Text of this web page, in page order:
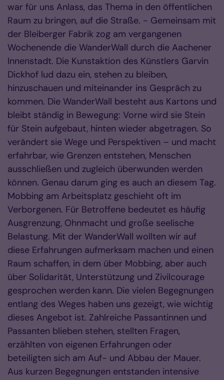
war für uns Anlass, das Thema in den öffentlichen
Raum zu bringen, auf die Straße. - Gemeinsam mit
der Bleiberger Fabrik zog am vergangenen
Wochenende die WanderWall durch die Aachener
Innenstadt. Die Kunstaktion des Künstlers Garvin
Dickhof lud dazu ein, stehen zu bleiben,
hinzuschauen und miteinander ins Gespräch zu
kommen. Die WanderWall besteht aus Kartons und
bleibt ständig in Bewegung: Vorne wird sie Stein
für Stein aufgebaut, hinten wieder abgetragen. So
verändert sie Wege und Perspektiven – und macht
erfahrbar, wie Grenzen entstehen, Menschen
ausschließen und zugleich überwunden werden
können. Genau darum ging es auch an diesem Tag.
Mobbing am Arbeitsplatz geschieht oft im
Verborgenen. Für Betroffene bedeutet es häufig
Ausgrenzung, Ohnmacht und große seelische
Belastung. Mit der WanderWall wollten wir auf
diese Erfahrungen aufmerksam machen und einen
Raum schaffen, in dem über Mobbing, aber auch
über Solidarität, Unterstützung und Zivilcourage
gesprochen werden kann. Die vielen Begegnungen
entlang des Weges haben uns gezeigt, wie wichtig
dieses Angebot ist. Zahlreiche Passantinnen und
Passanten blieben stehen, stellten Fragen,
erzählten von eigenen Erfahrungen oder
beteiligten sich am Auf- und Abbau der Mauer.
Aus kurzen Begegnungen entstanden intensive